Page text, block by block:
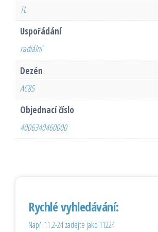
TL
Uspořádání
radiální
Dezén
AC85
Objednací číslo
4006340460000
Rychlé vyhledávání:
Např. 11,2-24 zadejte jako 11224